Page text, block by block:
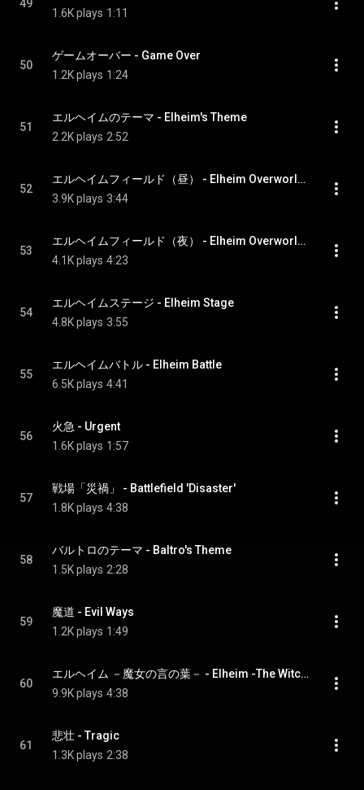
49
1.6K plays 1:11
50
ゲームオーバー - Game Over
1.2K plays 1:24
51
エルヘイムのテーマ - Elheim's Theme
2.2K plays 2:52
52
エルヘイムフィールド（昼） - Elheim Overworld (Day)
3.9K plays 3:44
53
エルヘイムフィールド（夜） - Elheim Overworld (Night)
4.1K plays 4:23
54
エルヘイムステージ - Elheim Stage
4.8K plays 3:55
55
エルヘイムバトル - Elheim Battle
6.5K plays 4:41
56
火急 - Urgent
1.6K plays 1:57
57
戦場「災禍」 - Battlefield 'Disaster'
1.8K plays 4:38
58
バルトロのテーマ - Baltro's Theme
1.5K plays 2:28
59
魔道 - Evil Ways
1.2K plays 1:49
60
エルヘイム －魔女の言の葉－ - Elheim -The Witch's Word-
9.9K plays 4:38
61
悲壮 - Tragic
1.3K plays 2:38